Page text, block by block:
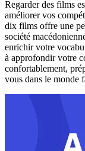
Regarder des films
améliorer vos
dix films offre une
société
enrichir votre
à approfondir votre
confortablement,
vous dans le monde